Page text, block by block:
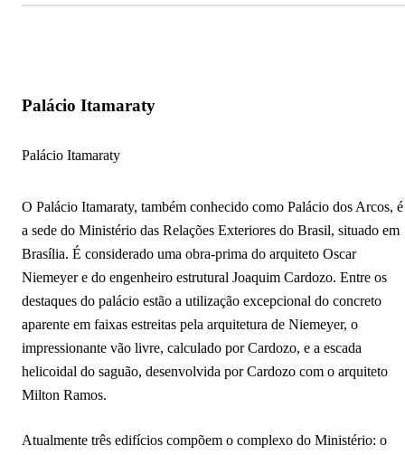
Palácio Itamaraty
Palácio Itamaraty
O Palácio Itamaraty, também conhecido como Palácio dos Arcos, é
a sede do Ministério das Relações Exteriores do Brasil, situado em
Brasília. É considerado uma obra-prima do arquiteto Oscar
Niemeyer e do engenheiro estrutural Joaquim Cardozo. Entre os
destaques do palácio estão a utilização excepcional do concreto
aparente em faixas estreitas pela arquitetura de Niemeyer, o
impressionante vão livre, calculado por Cardozo, e a escada
helicoidal do saguão, desenvolvida por Cardozo com o arquiteto
Milton Ramos.
Atualmente três edifícios compõem o complexo do Ministério: o